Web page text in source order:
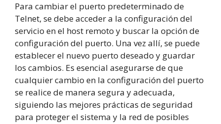
Para cambiar el puerto predeterminado de
Telnet, se debe acceder a la configuración del
servicio en el host remoto y buscar la opción de
configuración del puerto. Una vez allí, se puede
establecer el nuevo puerto deseado y guardar
los cambios. Es esencial asegurarse de que
cualquier cambio en la configuración del puerto
se realice de manera segura y adecuada,
siguiendo las mejores prácticas de seguridad
para proteger el sistema y la red de posibles